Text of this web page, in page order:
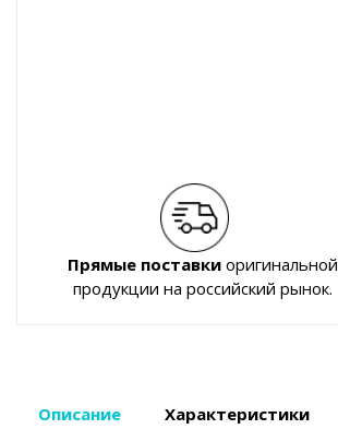
Прямые поставкиоригинальной
продукции на российский рынок.
Описание Характеристики